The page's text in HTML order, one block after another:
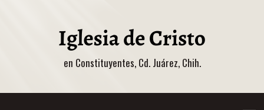
en Constituyentes, Cd. Juárez, Chih.